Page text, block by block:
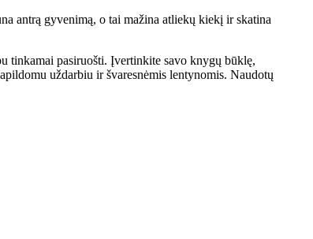
antrą gyvenimą, o tai mažina atliekų kiekį ir skatina
tinkamai pasiruošti. Įvertinkite savo knygų būklę,
uždarbiu ir švaresnėmis lentynomis. Naudotų